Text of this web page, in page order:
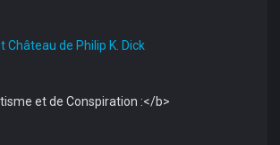
Château de Philip K. Dick
et de Conspiration :</b>